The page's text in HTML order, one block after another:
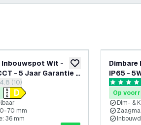
toevoegen aan
Inbouwspot Wit -
- 5 Jaar Garantie -
de Badkamer
drawer openen
4.8 (10)
70 mm
36 mm
Dimbare
IP65 -
4.5 score
Op
Dim- &